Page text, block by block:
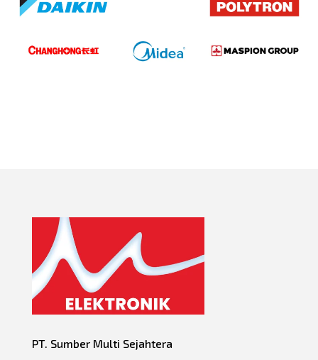
PT. Sumber Multi Sejahtera